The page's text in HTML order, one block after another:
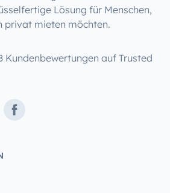
Lösung für Menschen,
privat mieten möchten.
Kundenbewertungen auf Trusted
Facebook